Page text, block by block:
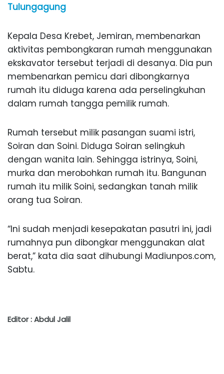
Tulungagung
Kepala Desa Krebet, Jemiran, membenarkan
aktivitas pembongkaran rumah menggunakan
ekskavator tersebut terjadi di desanya. Dia pun
membenarkan pemicu dari dibongkarnya
rumah itu diduga karena ada perselingkuhan
dalam rumah tangga pemilik rumah.
Rumah tersebut milik pasangan suami istri,
Soiran dan Soini. Diduga Soiran selingkuh
dengan wanita lain. Sehingga istrinya, Soini,
murka dan merobohkan rumah itu. Bangunan
rumah itu milik Soini, sedangkan tanah milik
orang tua Soiran.
“Ini sudah menjadi kesepakatan pasutri ini, jadi
rumahnya pun dibongkar menggunakan alat
berat,” kata dia saat dihubungi Madiunpos.com,
Sabtu.
Editor : Abdul Jalil